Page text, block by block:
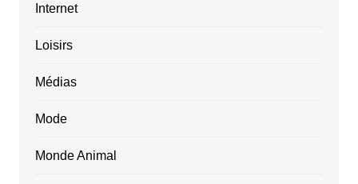
Internet
Loisirs
Médias
Mode
Monde Animal